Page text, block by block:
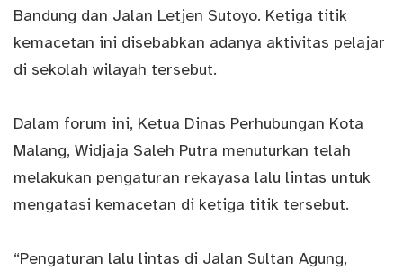
Bandung dan Jalan Letjen Sutoyo. Ketiga titik
kemacetan ini disebabkan adanya aktivitas pelajar
di sekolah wilayah tersebut.
Dalam forum ini, Ketua Dinas Perhubungan Kota
Malang, Widjaja Saleh Putra menuturkan telah
melakukan pengaturan rekayasa lalu lintas untuk
mengatasi kemacetan di ketiga titik tersebut.
“Pengaturan lalu lintas di Jalan Sultan Agung,